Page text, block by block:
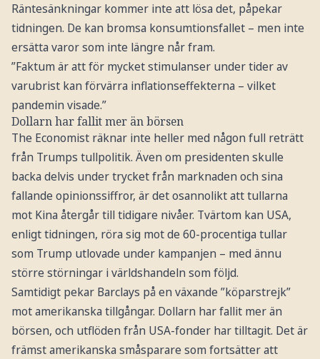
Räntesänkningar kommer inte att lösa det, påpekar
tidningen. De kan bromsa konsumtionsfallet – men inte
ersätta varor som inte längre når fram.
”Faktum är att för mycket stimulanser under tider av
varubrist kan förvärra inflationseffekterna – vilket
pandemin visade.”
Dollarn har fallit mer än börsen
The Economist räknar inte heller med någon full reträtt
från Trumps tullpolitik. Även om presidenten skulle
backa delvis under trycket från marknaden och sina
fallande opinionssiffror, är det osannolikt att tullarna
mot Kina återgår till tidigare nivåer. Tvärtom kan USA,
enligt tidningen, röra sig mot de 60-procentiga tullar
som Trump utlovade under kampanjen – med ännu
större störningar i världshandeln som följd.
Samtidigt pekar Barclays på en växande ”köparstrejk”
mot amerikanska tillgångar. Dollarn har fallit mer än
börsen, och utflöden från USA-fonder har tilltagit. Det är
främst amerikanska småsparare som fortsätter att